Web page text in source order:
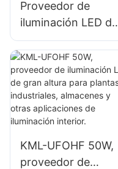
Proveedor de
iluminación LED de
gran altura KML-
HB52 de 100 W
para espacios
interiores como
edificios de
fábricas
industriales y
almacenes.
KML-UFOHF 50W,
proveedor de